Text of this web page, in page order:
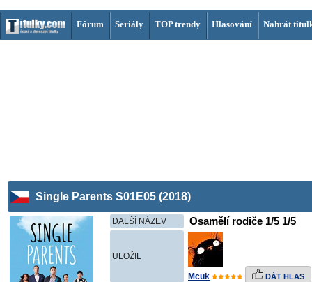
Fórum Seriály TOP trendy Hlasování Nahrát
Single Parents S01E05 (2018)
DALŠÍ NÁZEV Osamělí rodiče 1/5 1/5
ULOŽIL
Mcuk DÁT HLAS